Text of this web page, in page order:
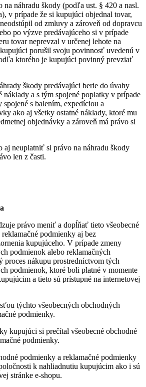
na náhradu škody (podľa ust. § 420 a nasl.
v prípade že si kupujúci objednal tovar,
od zmluvy a zároveň od dopravcu
po výzve predávajúceho si v prípade
tovar neprevzal v určenej lehote na
porušil svoju povinnosť uvedenú v
ktorého je kupujúci povinný prevziať
škody predávajúci berie do úvahy
náklady a s tým spojené poplatky v prípade
spojené s balením, expedíciou a
ako aj všetky ostatné náklady, ktoré mu
objednávky a zároveň má právo si
aj neuplatniť si právo na náhradu škody
len z časti.
právo meniť a dopĺňať tieto všeobecné
podmienky aj bez
kupujúceho. V prípade zmeny
podmienok alebo reklamačných
proces nákupu prostredníctvom tých
podmienok, ktoré boli platné v momente
a tieto sú prístupné na internetovej
týchto všeobecných obchodných
podmienky.
kupujúci si prečítal všeobecné obchodné
podmienky.
podmienky a reklamačné podmienky
k nahliadnutiu kupujúcim ako i sú
stránke e-shopu.